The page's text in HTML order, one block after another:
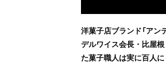
洋菓子店ブランド「ア
デルワイス会長・比屋
た菓子職人は実に百人